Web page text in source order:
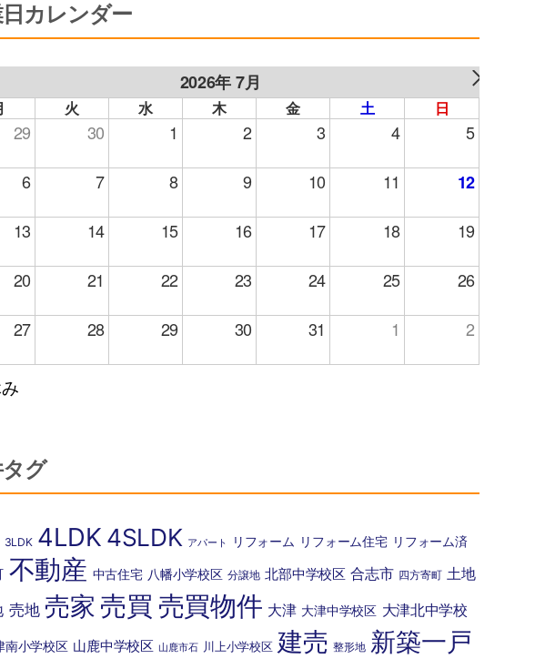
日カレンダー
2026年 7月
火 水 木 金 土 日
29 30 1 2 3 4 5
6 7 8 9 10 11 12
13 14 15 16 17 18 19
20 21 22 23 24 25 26
27 28 29 30 31 1 2
タグ
3LDK 4LDK 4SLDK アパート リフォーム リフォーム住宅 リフォーム済
不動産 中古住宅 八幡小学校区 分譲地 北部中学校区 合志市 四方寄町 土地
売地 売家 売買 売買物件 大津 大津中学校区 大津北中学校
南小学校区 山鹿中学校区 山鹿市石 川上小学校区 建売 整形地 新築一戸